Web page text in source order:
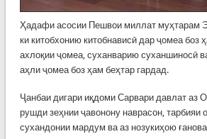
Ҳадафи асосии Пешвои миллат муҳтарам
ки китобхонию китобнависӣ дар ҷомеа
ахлоқии ҷомеа, суханварию суханшиносӣ
аҳли ҷомеа боз ҳам беҳтар гардад.
Ҷанбаи дигари иқдоми Сарвари давлат аз
рушди зеҳнии ҷавонону наврасон,
сухандонии мардум ва аз нозукиҳою